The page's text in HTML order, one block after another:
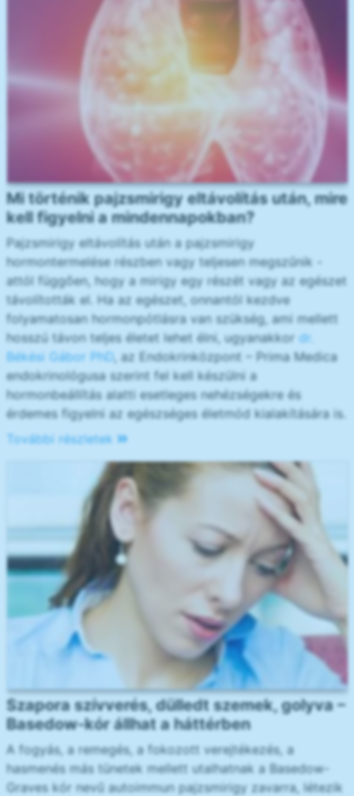
Mi történik pajzsmirigy eltávolítás után, mire
kell figyelni a mindennapokban?
Pajzsmirigy eltávolítás után a pajzsmirigy
hormontermelése részben vagy teljesen megszűnik -
attól függően, hogy a mirigy egy részét vagy az egészet
távolították el. Ha az egészet, onnantól kezdve
folyamatosan hormonpótlásra van szükség, ami mellett
hosszú távon teljes életet lehet élni, ugyanakkor dr.
Békési Gábor PhD
, az Endokrinközpont – Prima Medica
endokrinológusa szerint fel kell készülni a
hormonbeállítás alatti esetleges nehézségekre és
érdemes figyelni az egészséges életmód kialakítására is.
További részletek
Szapora szívverés, dülledt szemek, golyva –
Basedow-kór állhat a háttérben
A fogyás, a remegés, a fokozott verejtékezés, a
hasmenés más tünetek mellett utalhatnak a Basedow-
Graves kór nevű autoimmun pajzsmirigy zavarra, létezik